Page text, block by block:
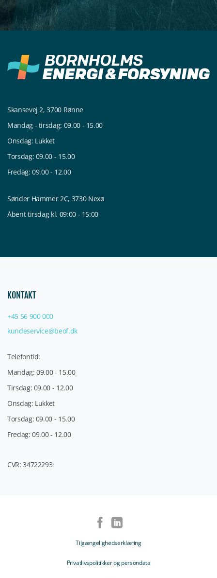
Skansevej 2, 3700 Rønne
Mandag - tirsdag: 09.00 - 15.00
Onsdag: Lukket
Torsdag: 09.00 - 15.00
Fredag: 09.00 - 12.00
Sønder Hammer 2C, 3730 Nexø
Åbent tirsdag kl. 09:00 - 15:00
KONTAKT
+45 56 900 000
kundeservice@beof.dk
Telefontid:
Mandag: 09.00 - 15.00
Tirsdag: 09.00 - 12.00
Onsdag: Lukket
Torsdag: 09.00 - 15.00
Fredag: 09.00 - 12.00
CVR: 34722293
Tilgængelighedserklæring
Privatlivspolitikker og persondata